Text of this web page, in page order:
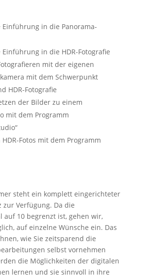
Einführung in die Panorama-
in die HDR-Fotografie
mit der eigenen
mit dem Schwerpunkt
HDR-Fotografie
der Bilder zu einem
mit dem Programm
Fotos mit dem Programm
steht ein komplett eingerichteter
zur Verfügung. Da die
auf 10 begrenzt ist, gehen wir,
auf einzelne Wünsche ein. Das
wie Sie zeitsparend die
selbst vornehmen
die Möglichkeiten der digitalen
lernen und sie sinnvoll in ihre